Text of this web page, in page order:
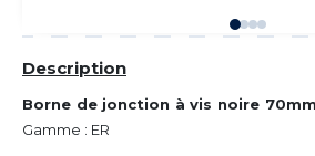
Description
Borne de jonction à vis noire
Gamme : ER